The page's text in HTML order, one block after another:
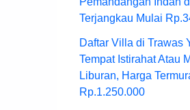
Terjangkau Mulai
Daftar Villa di Trawas
Tempat Istirahat Atau
Liburan, Harga
Rp.1.250.000